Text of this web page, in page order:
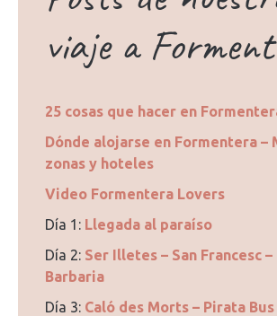
viaje a
25 cosas que hacer en
Dónde alojarse en Formentera –
zonas y hoteles
Video Formentera Lovers
Día 1: Llegada al paraíso
Día 2: Ser Illetes – San Francesc –
Barbaria
Día 3: Caló des Morts – Pirata Bus